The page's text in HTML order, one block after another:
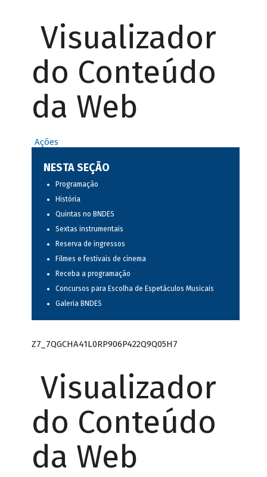
Visualizador
do Conteúdo
da Web
Ações
NESTA SEÇÃO
Programação
História
Quintas no BNDES
Sextas instrumentais
Reserva de ingressos
Filmes e festivais de cinema
Receba a programação
Concursos para Escolha de Espetáculos Musicais
Galeria BNDES
Z7_7QGCHA41L0RP906P422Q9Q05H7
Visualizador
do Conteúdo
da Web